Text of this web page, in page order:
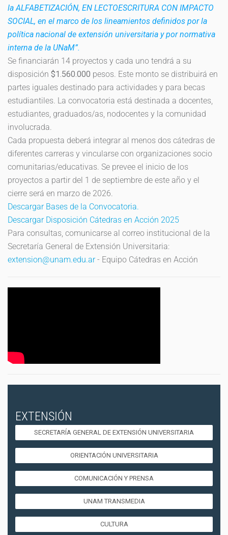
la ALFABETIZACIÓN, EN LECTOESCRITURA CON IMPACTO
SOCIAL, en el marco de los lineamientos definidos por la
política nacional de extensión universitaria y por normativa
interna de la UNaM”.
Se financiarán 14 proyectos y cada uno tendrá a su
disposición $1.560.000 pesos. Este monto se distribuirá en
partes iguales destinado para actividades y para becas
estudiantiles. La convocatoria está destinada a docentes,
estudiantes, graduados/as, nodocentes y la comunidad
involucrada.
Cada propuesta deberá integrar al menos dos cátedras de
diferentes carreras y vincularse con organizaciones socio
comunitarias/educativas. Se prevee el inicio de los
proyectos a partir del 1 de septiembre de este año y el
cierre será en marzo de 2026.
Descargar Bases de la Convocatoria.
Descargar Disposición Cátedras en Acción 2025
Para consultas, comunicarse al correo institucional de la
Secretaría General de Extensión Universitaria:
extension@unam.edu.ar - Equipo Cátedras en Acción
EXTENSIÓN
SECRETARÍA GENERAL DE EXTENSIÓN UNIVERSITARIA
ORIENTACIÓN UNIVERSITARIA
COMUNICACIÓN Y PRENSA
UNAM TRANSMEDIA
CULTURA